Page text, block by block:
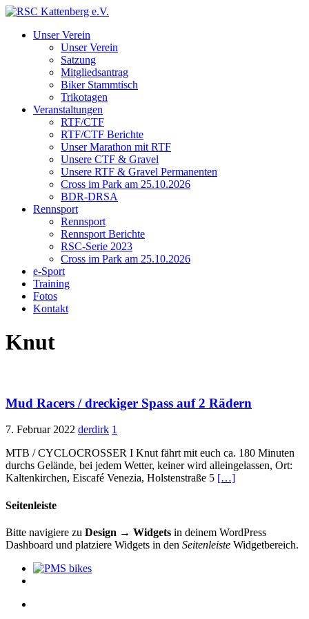
Unser Verein
Unser Verein
Satzung
Mitgliedsantrag
Biker Stammtisch
Trikotagen
Veranstaltungen
RTF/CTF
RTF/CTF Berichte
Unser Marathon mit RTF
Unsere CTF & Gravel
Unsere RTF & Gravel Permanenten
Cross im Park am 25.10.2026
BDR-DRSA
Rennsport
Rennsport
Rennsport Berichte
RSC-Serie 2023
Cross im Park am 25.10.2026
e-Sport
Training
Fotos
Kontakt
Knut
Mud Racers / dreckiger Spass auf 2 Rädern
7. Februar 2022 derdirk 1
MTB / CYCLOCROSSER I Knut fährt mit euch ca. 180 Minuten
durchs Gelände, bei jedem Wetter, keiner wird alleingelassen, Ort:
Kaltenkirchen, Eiscafé Venezia, Holstenstraße 5 […]
Seitenleiste
Bitte navigiere zu Design → Widgets in deinem WordPress
Dashboard und platziere Widgets in den Seitenleiste Widgetbereich.